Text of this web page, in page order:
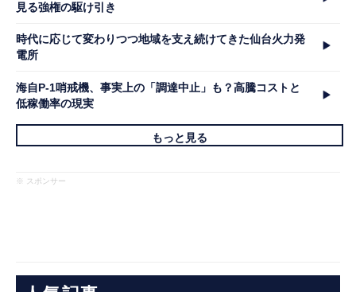
見る強権の駆け引き
時代に応じて変わりつつ地域を支え続けてきた仙台火力発
電所
海自P-1哨戒機、事実上の「調達中止」も？高騰コストと
低稼働率の現実
もっと見る
※ スポンサー